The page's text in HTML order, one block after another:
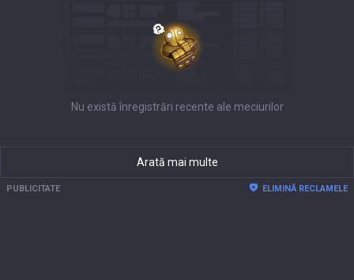
Nu există înregistrări recente ale meciurilor
Arată mai multe
PUBLICITATE ELIMINĂ RECLAMELE